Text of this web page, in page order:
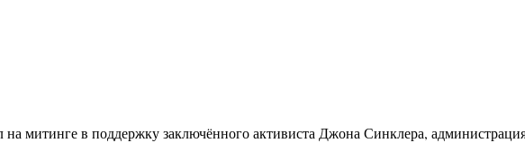
митинге в поддержку заключённого активиста Джона Синклера,